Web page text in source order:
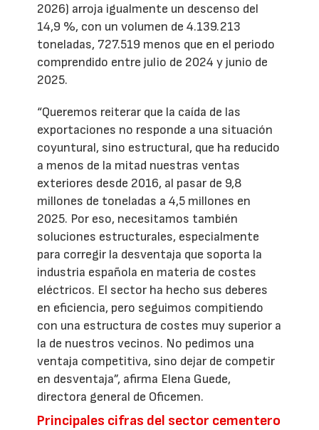
2026) arroja igualmente un descenso del
14,9 %, con un volumen de 4.139.213
toneladas, 727.519 menos que en el periodo
comprendido entre julio de 2024 y junio de
2025.
“Queremos reiterar que la caída de las
exportaciones no responde a una situación
coyuntural, sino estructural, que ha reducido
a menos de la mitad nuestras ventas
exteriores desde 2016, al pasar de 9,8
millones de toneladas a 4,5 millones en
2025. Por eso, necesitamos también
soluciones estructurales, especialmente
para corregir la desventaja que soporta la
industria española en materia de costes
eléctricos. El sector ha hecho sus deberes
en eficiencia, pero seguimos compitiendo
con una estructura de costes muy superior a
la de nuestros vecinos. No pedimos una
ventaja competitiva, sino dejar de competir
en desventaja”, afirma Elena Guede,
directora general de Oficemen.
Principales cifras del sector cementero